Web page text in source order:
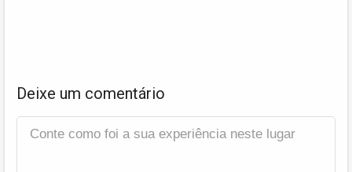
Deixe um comentário